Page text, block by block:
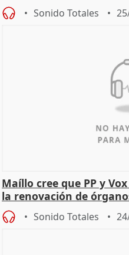
Sonido Totales
Maíllo cree que PP y
la renovación de
Sonido Totales